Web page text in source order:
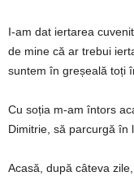
I-am dat iertarea
de mine că ar trebui
suntem în greșeală toți
Cu soția m-am întors
Dimitrie, să parcurgă în
Acasă, după câteva